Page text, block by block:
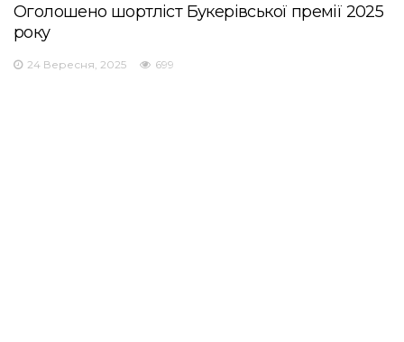
Оголошено шортліст Букерівської премії 2025
року
24 Вересня, 2025 699